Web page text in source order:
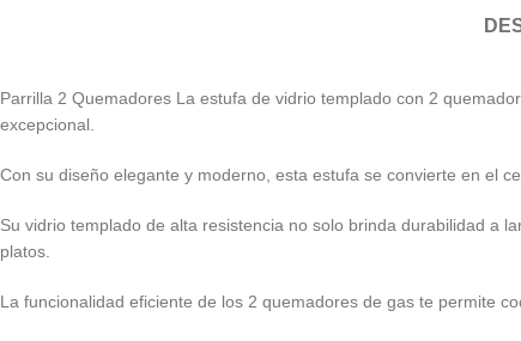
Parrilla 2 Quemadores La estufa de vidrio templado con 2
excepcional.
Con su diseño elegante y moderno, esta estufa se convierte en el
Su vidrio templado de alta resistencia no solo brinda durabilidad a
platos.
La funcionalidad eficiente de los 2 quemadores de gas te permite